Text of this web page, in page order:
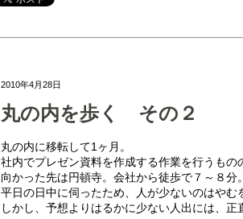
2010年4月28日
丸の内を歩く その２
丸の内に移転して1ヶ月。
社内でプレゼン資料を作成する作業を行うもの
向かった先は円頓寺。会社から徒歩で７～８分
平日の日中に伺ったため、人が少ないのはやむ
しかし、予想よりはるかに少ない人出には、正